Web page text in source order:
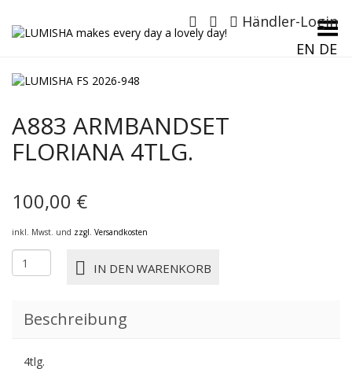
Händler-Login
EN DE
Menü umschalten
A883 ARMBANDSET
FLORIANA 4TLG.
100,00 €
inkl. Mwst. und zzgl. Versandkosten
A883
ARMBANDSET
Menge
IN DEN WARENKORB
Beschreibung
4tlg.